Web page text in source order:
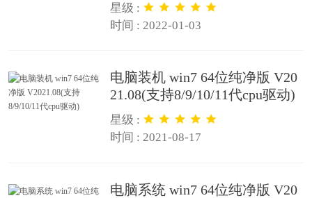
星级 :
时间 : 2022-01-03
电脑装机 win7 64位纯净版 V20
21.08(支持8/9/10/11代cpu驱动)
星级 :
时间 : 2021-08-17
电脑系统 win7 64位纯净版 V20